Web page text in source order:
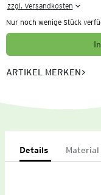
zzgl. Versandkosten
Nur noch wenige Stück
ARTIKEL MERKEN
Details Material